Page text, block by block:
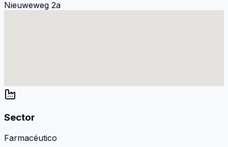
Nieuweweg 2a
Sector
Farmacéutico